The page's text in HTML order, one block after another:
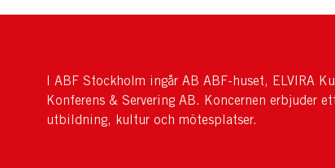
I ABF Stockholm ingår AB ABF-huset, ELVIRA
Konferens & Servering AB. Koncernen erbjuder
utbildning, kultur och mötesplatser.